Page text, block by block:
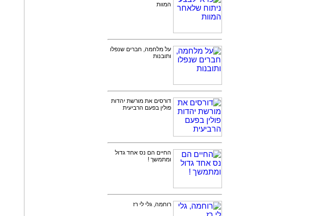
המוות
על מלחמה, חברים שנפלו
ותובנות
דורסים את מורשת יהדות
פולין בפעם הרביעית
החיים הם נס אחד גדול
ומתמשך !
רוחמה, גלי לי רז